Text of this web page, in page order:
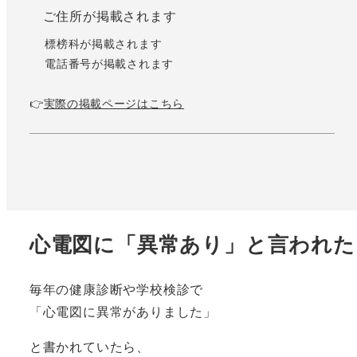
標榜科が掲載されます
電話番号が掲載されます
👉実際の掲載ページはこちら
ご住所が掲載されます
心電図に「異常あり」と言われ
毎年の健康診断や学校検診で
「心電図に異常がありました」
と書かれていたら、